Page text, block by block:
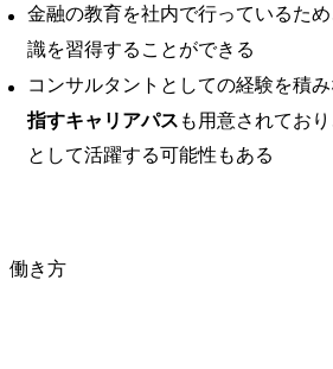
金融の教育を社内で行っているため
識を習得することができる
コンサルタントとしての経験を積み
指すキャリアパス も用意されてお
として活躍する可能性もある
働き方